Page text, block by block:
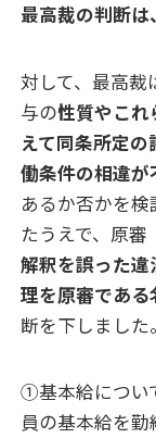
最高裁の判断
対して、最高
与の性質やこれ
えて同条所定
働条件の相違が
あるか否かを
たうえで、原審
解釈を誤った
理を原審であ
断を下しました。
①基本給につい
員の基本給を